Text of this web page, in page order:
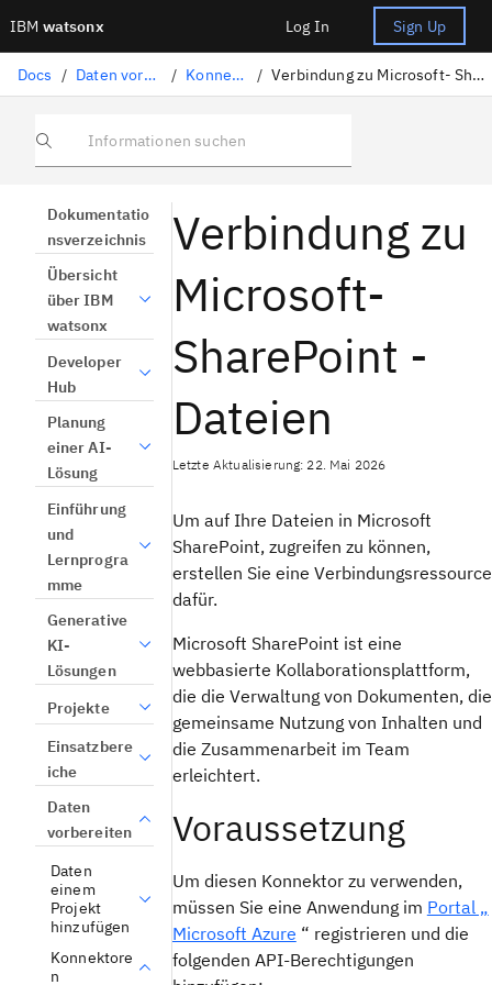
IBM watsonx Log In Sign Up
Docs / Daten vorbereiten / Konnektoren / Verbindung zu Microsoft- SharePoint -Dateien
Informationen suchen
Dokumentatio
nsverzeichnis
Übersicht
über IBM
watsonx
Developer
Hub
Planung
einer AI-
Lösung
Einführung
und
Lernprogra
mme
Generative
KI-
Lösungen
Projekte
Einsatzbere
iche
Daten
vorbereiten
Daten
einem
Projekt
hinzufügen
Konnektore
n
Verbindung zu
Microsoft-
SharePoint -
Dateien
Letzte Aktualisierung: 22. Mai 2026
Um auf Ihre Dateien in Microsoft
SharePoint, zugreifen zu können,
erstellen Sie eine Verbindungsressource
dafür.
Microsoft SharePoint ist eine
webbasierte Kollaborationsplattform,
die die Verwaltung von Dokumenten, die
gemeinsame Nutzung von Inhalten und
die Zusammenarbeit im Team
erleichtert.
Voraussetzung
Um diesen Konnektor zu verwenden,
müssen Sie eine Anwendung im Portal „
Microsoft Azure “ registrieren und die
folgenden API-Berechtigungen